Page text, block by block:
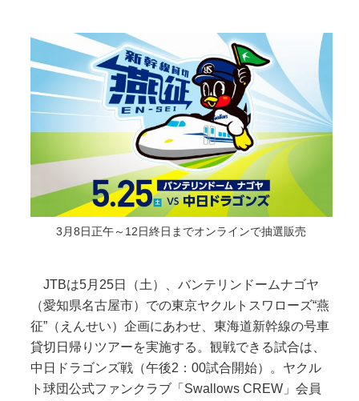
3月8日正午～12日終日までオンラインで抽選販売
JTBは5月25日（土）、バンテリンドームナゴヤ
（愛知県名古屋市）での東京ヤクルトスワローズ“燕
征”（えんせい）企画にあわせ、東海道新幹線の号車
貸切日帰りツアーを実施する。観戦できる試合は、
中日ドラゴンズ戦（午後2：00試合開始）。ヤクル
ト球団公式ファンクラブ「Swallows CREW」会員